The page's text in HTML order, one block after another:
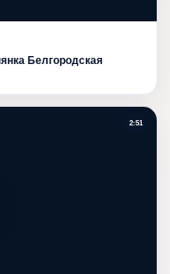
Белгородская
2:51